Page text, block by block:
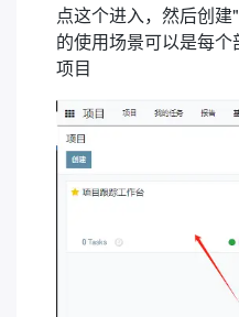
点这个进入，然后创
的使用场景可以是每
项目